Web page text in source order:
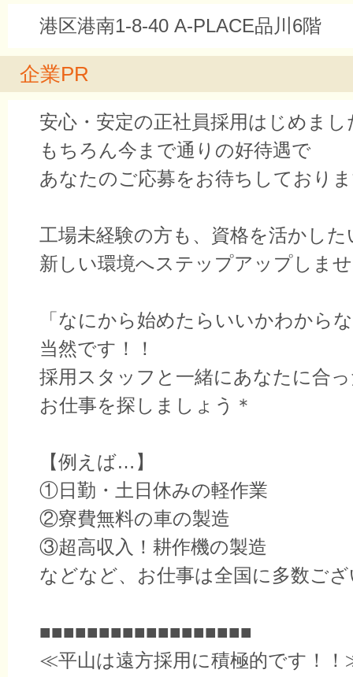
港区港南1-8-40 A-PLACE品川6階
企業PR
安心・安定の正社員採用はじめまし
もちろん今まで通りの好待遇で
あなたのご応募をお待ちしており
工場未経験の方も、資格を活かした
新しい環境へステップアップしま
「なにから始めたらいいかわから
当然です！！
採用スタッフと一緒にあなたに合
お仕事を探しましょう＊
【例えば…】
①日勤・土日休みの軽作業
②寮費無料の車の製造
③超高収入！耕作機の製造
などなど、お仕事は全国に多数ご
■■■■■■■■■■■■■■■■■■
≪平山は遠方採用に積極的です！